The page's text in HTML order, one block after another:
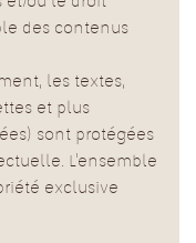
des contenus
les textes,
et plus
sont protégées
L'ensemble
exclusive